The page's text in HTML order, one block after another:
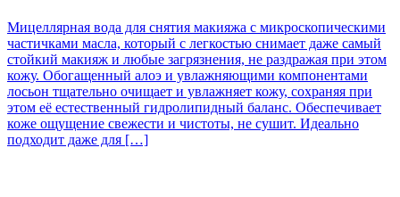
Мицеллярная вода для снятия макияжа с микроскопическими
частичками масла, который с легкостью снимает даже самый
стойкий макияж и любые загрязнения, не раздражая при этом
кожу. Обогащенный алоэ и увлажняющими компонентами
лосьон тщательно очищает и увлажняет кожу, сохраняя при
этом её естественный гидролипидный баланс. Обеспечивает
коже ощущение свежести и чистоты, не сушит. Идеально
подходит даже для […]